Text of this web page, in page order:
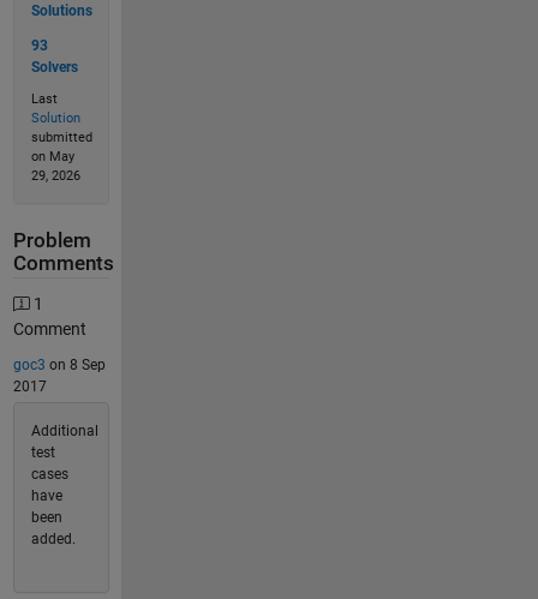
Solutions
93
Solvers
Last
Solution
submitted
on May
29, 2026
Problem
Comments
1
Comment
goc3 on 8 Sep
2017
Additional
test
cases
have
been
added.